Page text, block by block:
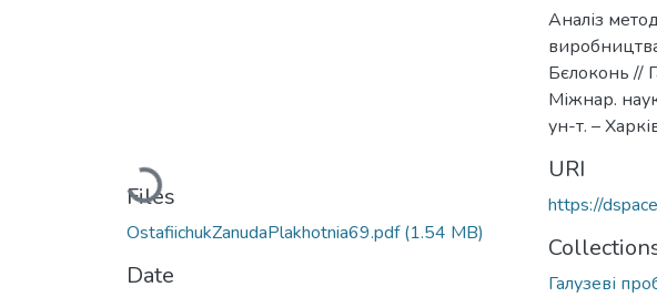
Loading...
Files
OstafiichukZanudaPlakhotnia69.pdf(1.54 MB)
Date
Аналіз
Бєлоконь //
Міжнар.
ун-т. –
URI
https://
Галузеві